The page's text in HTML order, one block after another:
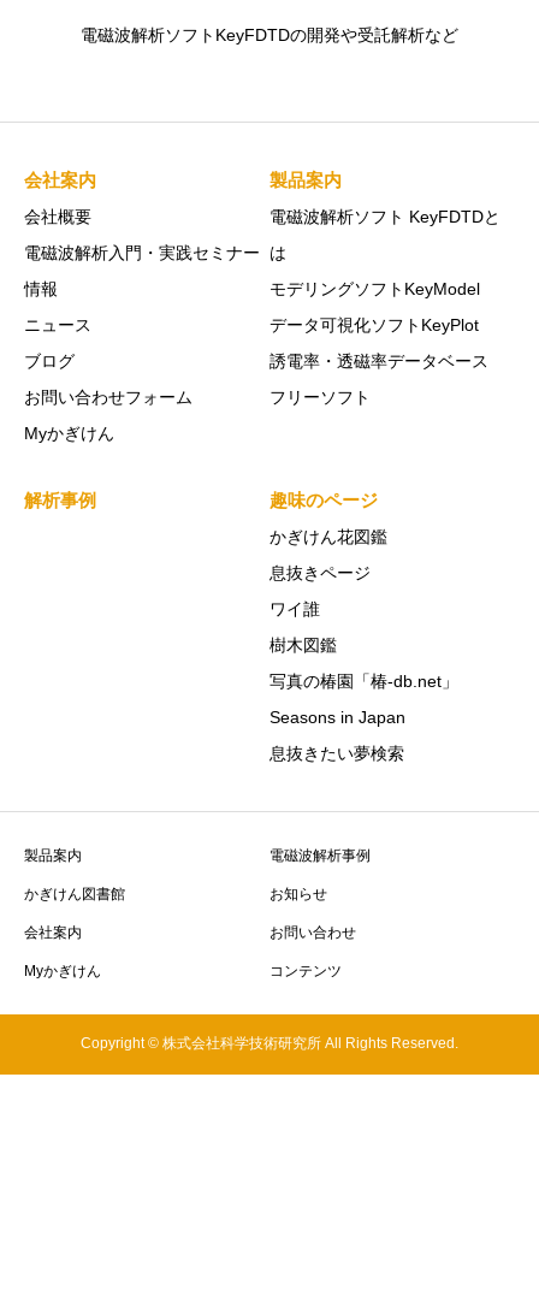
電磁波解析ソフトKeyFDTDの開発や受託解析など
会社案内
会社概要
電磁波解析入門・実践セミナー
情報
ニュース
ブログ
お問い合わせフォーム
Myかぎけん
製品案内
電磁波解析ソフト KeyFDTDと
は
モデリングソフトKeyModel
データ可視化ソフトKeyPlot
誘電率・透磁率データベース
フリーソフト
解析事例 趣味のページ
かぎけん花図鑑
息抜きページ
ワイ誰
樹木図鑑
写真の椿園「椿-db.net」
Seasons in Japan
息抜きたい夢検索
製品案内 電磁波解析事例
かぎけん図書館 お知らせ
会社案内 お問い合わせ
Myかぎけん コンテンツ
Copyright © 株式会社科学技術研究所 All Rights Reserved.